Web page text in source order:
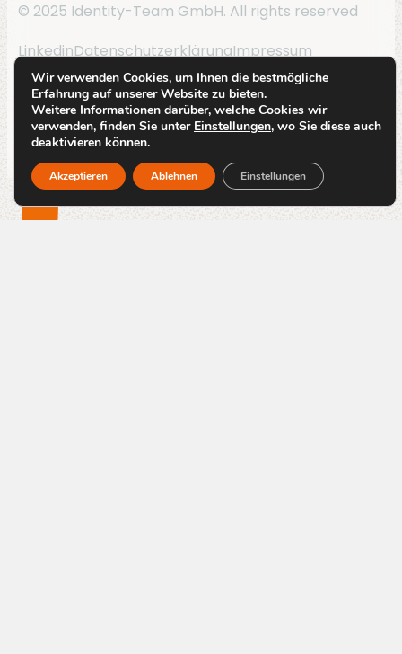
© 2025 Identity-Team GmbH. All rights reserved
LinkedinDatenschutzerklärungImpressum
ByCode Blauw
Wir verwenden Cookies, um Ihnen die bestmögliche
Erfahrung auf unserer Website zu bieten.
Weitere Informationen darüber, welche Cookies wir
verwenden, finden Sie unter Einstellungen, wo Sie diese auch
deaktivieren können.
Akzeptieren Ablehnen Einstellungen